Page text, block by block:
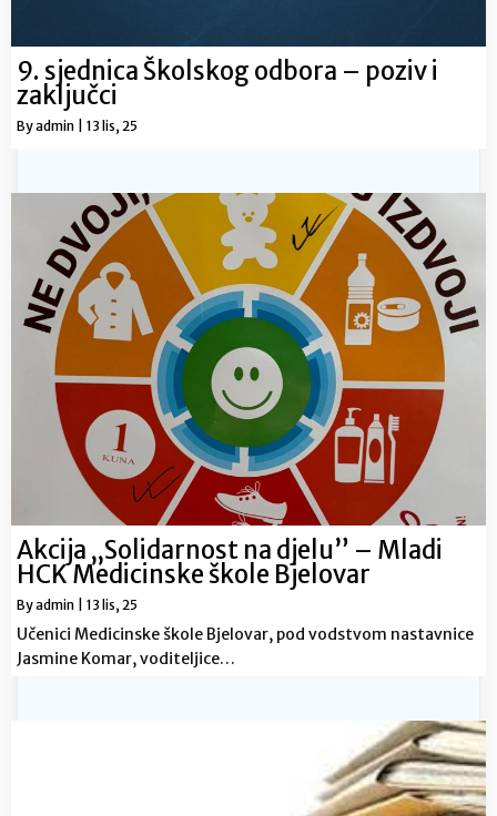
9. sjednica Školskog odbora – poziv i
zaključci
Byadmin 13 lis, 25
Akcija „Solidarnost na djelu” – Mladi
HCK Medicinske škole Bjelovar
Byadmin 13 lis, 25
Učenici Medicinske škole Bjelovar, pod vodstvom nastavnice
Jasmine Komar, voditeljice…